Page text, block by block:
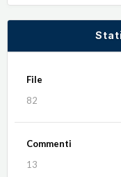
File
82
Commenti
13